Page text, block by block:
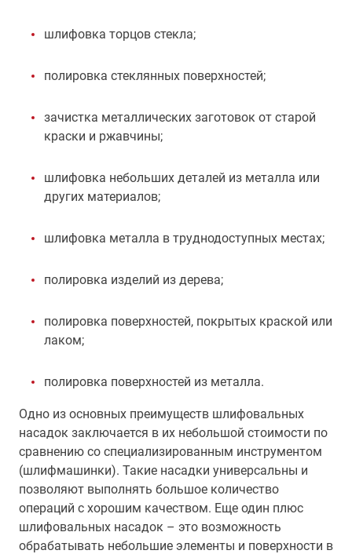
шлифовка торцов стекла;
полировка стеклянных поверхностей;
зачистка металлических заготовок от старой
краски и ржавчины;
шлифовка небольших деталей из металла или
других материалов;
шлифовка металла в труднодоступных местах;
полировка изделий из дерева;
полировка поверхностей, покрытых краской или
лаком;
полировка поверхностей из металла.
Одно из основных преимуществ шлифовальных
насадок заключается в их небольшой стоимости по
сравнению со специализированным инструментом
(шлифмашинки). Такие насадки универсальны и
позволяют выполнять большое количество
операций с хорошим качеством. Еще один плюс
шлифовальных насадок – это возможность
обрабатывать небольшие элементы и поверхности в